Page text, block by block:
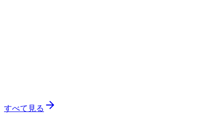
すべて見る